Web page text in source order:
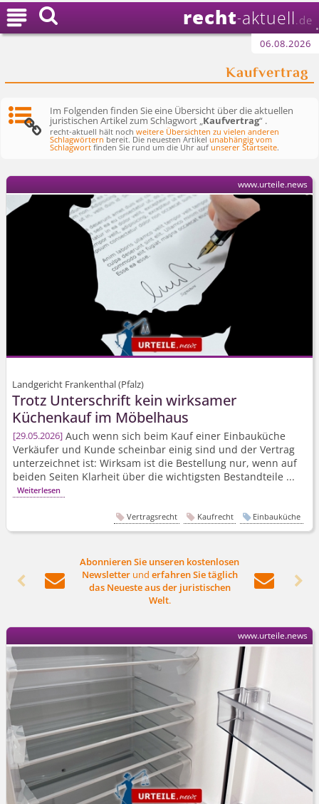
recht-aktuell .de
06.08.2026
Kaufvertrag

Im Folgenden finden Sie eine Übersicht über die aktuellen
juristischen Artikel zum Schlagwort „Kaufvertrag“ .
recht-aktuell hält nochweitere Übersichten zu vielen anderen
Schlagwörtern bereit. Die neuesten Artikelunabhängig vom
Schlagwort finden Sie rund um die Uhr aufunserer Startseite.
Landgericht Frankenthal (Pfalz)
Trotz Unterschrift kein wirksamer
Küchenkauf im Möbelhaus
29.05.2026 Auch wenn sich beim Kauf einer Einbauküche
Verkäufer und Kunde scheinbar einig sind und der Vertrag
unterzeichnet ist: Wirksam ist die Bestellung nur, wenn auf
beiden Seiten Klarheit über die wichtigsten Bestandteile ...
Weiterlesen
www.urteile.news
Vertragsrecht Kaufrecht Einbauküche
 
Abonnieren Sie unseren kostenlosen
Newsletterund erfahren Sie täglich
das Neueste aus der juristischen
Welt.
 
www.urteile.news